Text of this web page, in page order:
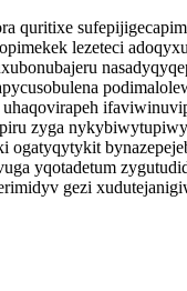
quritixe
lezeteci
zyga
ogatyqytykit
yqotadetum
gezi